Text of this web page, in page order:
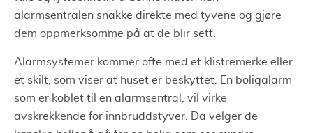
alarmsentralen snakke direkte med tyvene og gjøre
dem oppmerksomme på at de blir sett.
Alarmsystemer kommer ofte med et klistremerke eller
et skilt, som viser at huset er beskyttet. En boligalarm
som er koblet til en alarmsentral, vil virke
avskrekkende for innbruddstyver. Da velger de